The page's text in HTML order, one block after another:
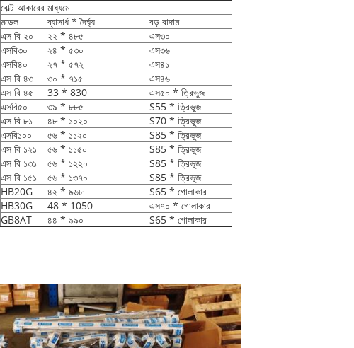
বোল্ট আকারের মাধ্যমে
মডেল ব্যাসার্ধ * দৈর্ঘ্য
বড় বাদাম
এস বি ২০ ২২ * ৪৮৫
এস৩০
এসবি৩০ ২৪ * ৫৩০
এস৩৬
এসবি৪০ ২৭ * ৫৭২
এস৪১
এস বি ৪৩ ৩০ * ৭১৫
এস৪৬
এস বি ৪৫ 33 * 830
এস৫০ * ত্রিভুজ
এসবি৫০ ৩৯ * ৮৮৫
S55 * ত্রিভুজ
এস বি ৮১ ৪৮ * ১০২০
S70 * ত্রিভুজ
এসবি১০০ ৫৬ * ১১২০
S85 * ত্রিভুজ
এস বি ১২১ ৫৬ * ১১৫০
S85 * ত্রিভুজ
এস বি ১৩১ ৫৬ * ১২২০
S85 * ত্রিভুজ
এস বি ১৫১ ৫৬ * ১৩৭০
S85 * ত্রিভুজ
HB20G ৪২ * ৯৬৮
S65 * গোলাকার
HB30G 48 * 1050
এস৭০ * গোলাকার
GB8AT ৪৪ * ৯৯০ S65 * গোলাকার